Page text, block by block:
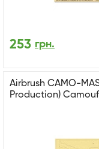
253 грн.
Airbrush CAMO-
Production)